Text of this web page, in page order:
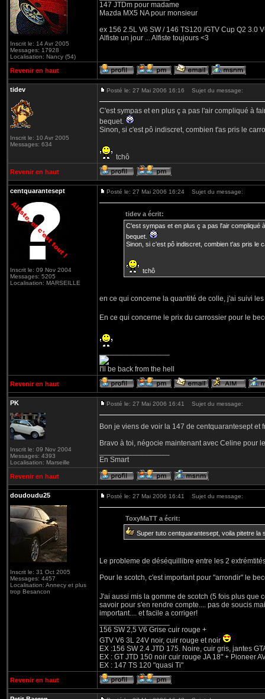
Inscrit le: 14 Avr 2005
Messages: 17928
Localisation: Nancy (54)
147 JTDm pour madame
Mazda MX5 NA pour monsieur
ex 156 2.5L V6 SW / 146 TS120 /GTV Cup Q2 3.0
Alfiste un jour ... Alfiste toujours <3
Revenir en haut
tidev
Inscrit le: 10 Avr 2005
Messages: 634
Posté le: 27 Mai 2006 16:16 Sujet du message:
C'est sympas et en plus ç a pas l'air compliqué à
bequet.
Sinon, si c'est pô indiscret, combien t'as pris le
tchô
Revenir en haut
centquarantesept
Inscrit le: 09 Nov 2004
Messages: 5205
Localisation: MARSEILLE
Posté le: 27 Mai 2006 16:24 Sujet du message:
tidev a écrit:
C'est sympas et en plus ç a pas l'air compliqué
bequet.
Sinon, si c'est pô indiscret, combien t'as pris le
tchô
en ce qui concerne la quantité de colle, j'ai suivi
En ce qui concerne le prix du carrossier pour le
I'll be back from the hell
Revenir en haut
PK
Inscrit le: 09 Nov 2004
Messages: 4393
Localisation: Marseille
Posté le: 27 Mai 2006 16:41 Sujet du message:
Bon je viens de voir la 147 de centquarantesept
Bravo à toi, négocie maintenant avec Celine pour
En Smart
Revenir en haut
doudoudu25
Inscrit le: 31 Oct 2005
Messages: 4457
Localisation: Annecy et plus
trop Besancon
Posté le: 27 Mai 2006 16:41 Sujet du message:
ToxyMaTT a écrit:
Super tuto centquarantesept, voila pitetre
Le probleme de déséquillibre entre les 2
Pour le scotch, c'est important pour "arrondir" le
J'ai aussi mis la gomme de scotch (5 fois plus que
savoir pour s'en rendre compte.... pas de soucis
important.... et facile a corriger!
156 SW 2,5 V6 Grise cuir rouge +
GTV V6 3L 24V noir, cuir rouge et noir
EX :156 SW 2.4 JTD 175. Noire, cuir gris, jantes
EX : GT JTD 150 noir cuir rouge JA 18" + Pioneer
EX : 147 TS 120 "quasi Ti"
Revenir en haut